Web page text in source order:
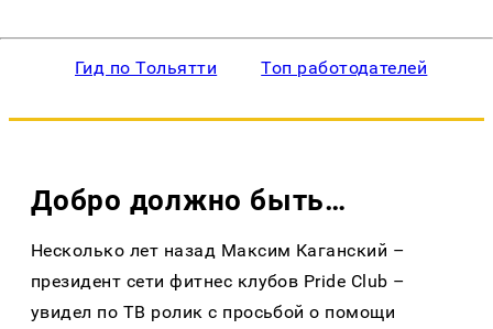
Гид по Тольятти Топ работодателей
Добро должно быть…
Несколько лет назад Максим Каганский –
президент сети фитнес клубов Pride Club –
увидел по ТВ ролик с просьбой о помощи